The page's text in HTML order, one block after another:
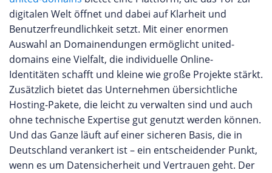
digitalen Welt öffnet und dabei auf Klarheit und
Benutzerfreundlichkeit setzt. Mit einer enormen
Auswahl an Domainendungen ermöglicht united-
domains eine Vielfalt, die individuelle Online-
Identitäten schafft und kleine wie große Projekte stärkt.
Zusätzlich bietet das Unternehmen übersichtliche
Hosting-Pakete, die leicht zu verwalten sind und auch
ohne technische Expertise gut genutzt werden können.
Und das Ganze läuft auf einer sicheren Basis, die in
Deutschland verankert ist – ein entscheidender Punkt,
wenn es um Datensicherheit und Vertrauen geht. Der